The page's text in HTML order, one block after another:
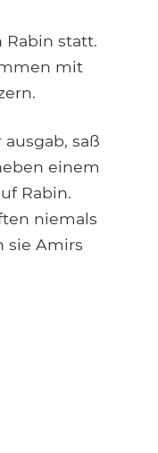
Rabin statt.
mit
saß
einem
Rabin.
niemals
sie Amirs